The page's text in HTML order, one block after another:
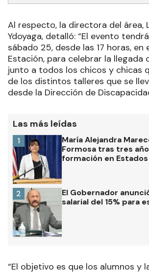
Al respecto, la directora del área,
Ydoyaga, detalló: “El evento
sábado 25, desde las 17 horas, en
Estación, para celebrar la llegada
junto a todos los chicos y chicas
de los distintos talleres que se
desde la Dirección de
Las más leídas
María Alejandra
Formosa tras tres
formación en
1
El Gobernador
salarial del 15% para
2
“El objetivo es que los alumnos y